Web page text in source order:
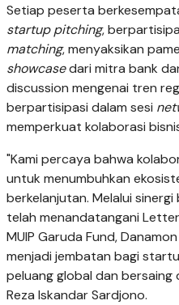
Setiap peserta
startup pitching,
matching, menyaksikan
showcasedari mitra bank
discussion mengenai tren
berpartisipasi dalam sesi
memperkuat kolaborasi
"Kami percaya bahwa
untuk menumbuhkan
berkelanjutan. Melalui
telah menandatangani
MUIP Garuda Fund,
menjadi jembatan bagi
peluang global dan
Reza Iskandar Sardjono.